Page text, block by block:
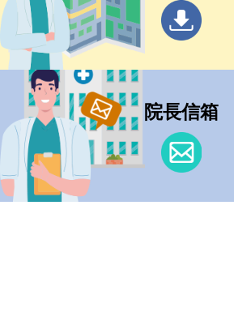
院長信箱